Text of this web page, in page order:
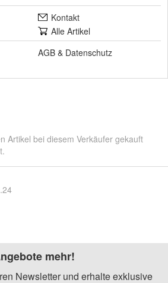
Kontakt
Alle Artikel
AGB & Datenschutz
Artikel bei diesem Verkäufer gekauft
mehr!
Newsletter und erhalte exklusive